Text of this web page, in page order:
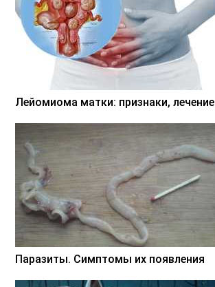
Лейомиома матки: признаки, лечение
Паразиты. Симптомы их появления